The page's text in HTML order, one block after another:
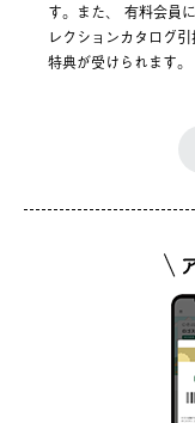
す。また、 有料会員
レクションカタログ
特典が受けられます。